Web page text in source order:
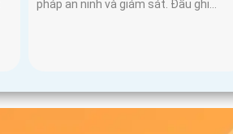
pháp an ninh và giám sát. Đầu ghi...